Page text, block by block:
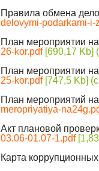
Правила обмена
delovymi-podarkami-i-
План мероприятии
26-kor.pdf[690,17 Kb]
План мероприятии
25-kor.pdf[747,5 Kb]
План мероприятий
meropriyatiya-
Акт плановой
03.06-01.07-1.pdf[1,83
Карта